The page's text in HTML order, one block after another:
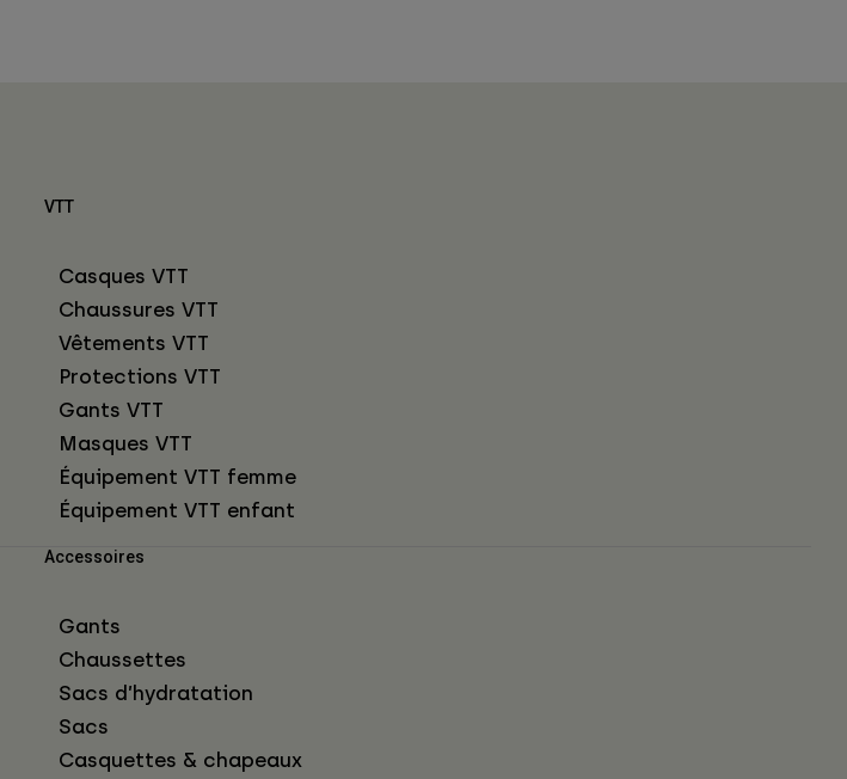
VTT
Casques VTT
Chaussures VTT
Vêtements VTT
Protections VTT
Gants VTT
Masques VTT
Équipement VTT femme
Équipement VTT enfant
Accessoires
Gants
Chaussettes
Sacs d’hydratation
Sacs
Casquettes & chapeaux